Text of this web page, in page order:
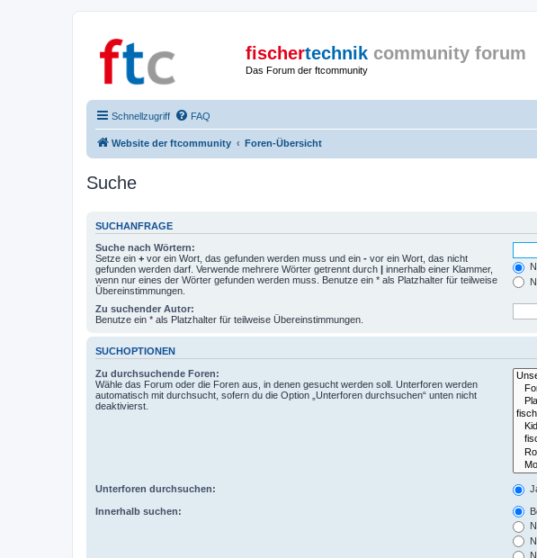
fischertechnik community forum
Das Forum der ftcommunity
Schnellzugriff FAQ
Website der ftcommunity Foren-Übersicht
Suche
SUCHANFRAGE
Suche nach Wörtern:
Setze ein + vor ein Wort, das gefunden werden muss und ein - vor ein Wort, das nicht
gefunden werden darf. Verwende mehrere Wörter getrennt durch | innerhalb einer Klammer,
wenn nur eines der Wörter gefunden werden muss. Benutze ein * als Platzhalter für teilweise
Übereinstimmungen.
Zu suchender Autor:
Benutze ein * als Platzhalter für teilweise Übereinstimmungen.
SUCHOPTIONEN
Zu durchsuchende Foren:
Wähle das Forum oder die Foren aus, in denen gesucht werden soll. Unterforen werden
automatisch mit durchsucht, sofern du die Option „Unterforen durchsuchen“ unten nicht
deaktivierst.
Unterforen durchsuchen:
Innerhalb suchen: